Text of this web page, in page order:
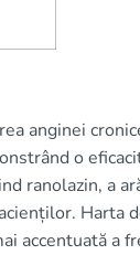
anginei
o
ranolazin, a
Harta
accentuată a